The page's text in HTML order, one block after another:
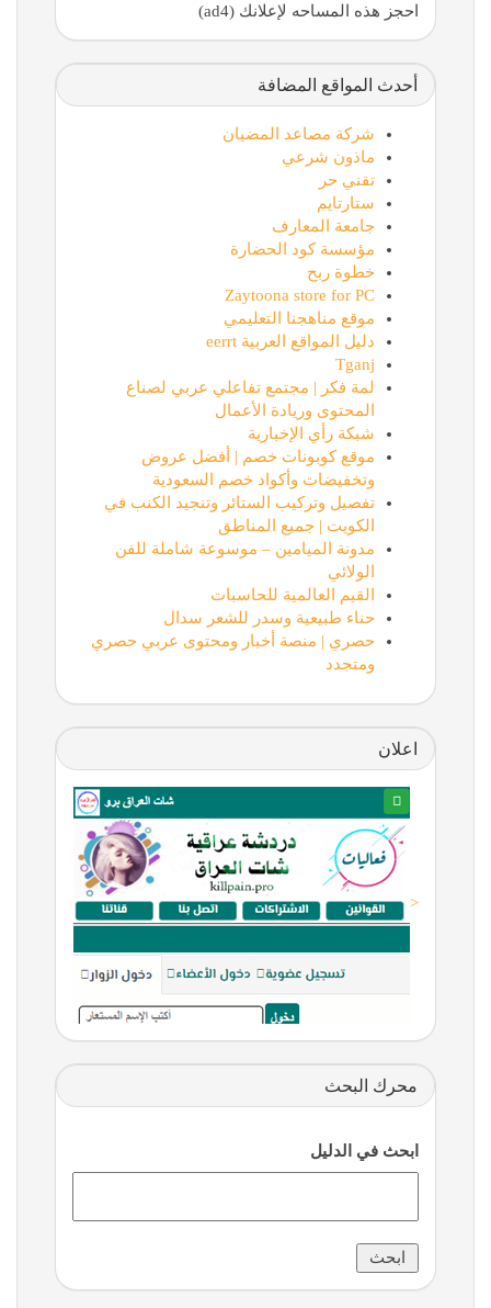
احجز هذه المساحه لإعلانك (ad4)
أحدث المواقع المضافة
شركة مصاعد المضيان
ماذون شرعي
تقني حر
ستارتايم
جامعة المعارف
مؤسسة كود الحضارة
خطوة ربح
Zaytoona store for PC
موقع مناهجنا التعليمي
دليل المواقع العربية eerrt
Tganj
لمة فكر | مجتمع تفاعلي عربي لصناع
المحتوى وريادة الأعمال
شبكة رأي الإخبارية
موقع كوبونات خصم | أفضل عروض
وتخفيضات وأكواد خصم السعودية
تفصيل وتركيب الستائر وتنجيد الكنب في
الكويت | جميع المناطق
مدونة الميامين – موسوعة شاملة للفن
الولائي
القيم العالمية للحاسبات
حناء طبيعية وسدر للشعر سدال
حصري | منصة أخبار ومحتوى عربي حصري
ومتجدد
اعلان
<
محرك البحث
ابحث في الدليل